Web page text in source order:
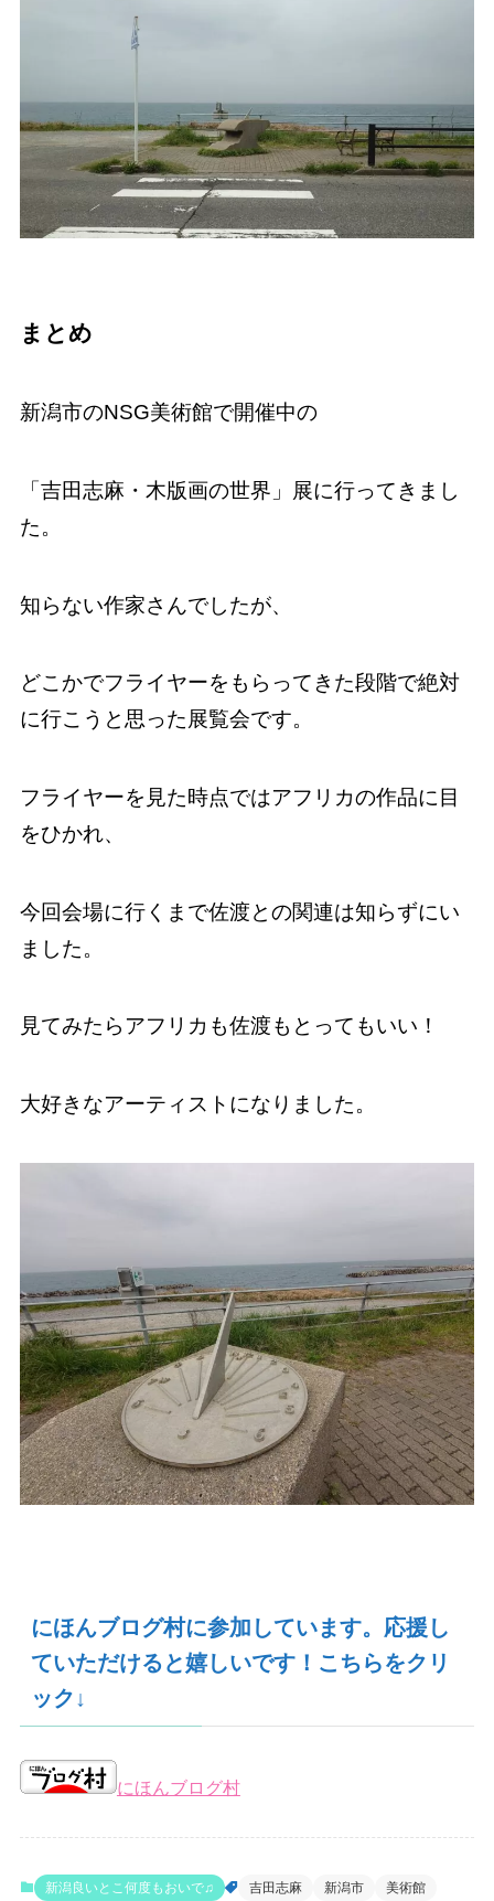
まとめ
新潟市のNSG美術館で開催中の
「吉田志麻・木版画の世界」展に行ってきまし
た。
知らない作家さんでしたが、
どこかでフライヤーをもらってきた段階で絶対
に行こうと思った展覧会です。
フライヤーを見た時点ではアフリカの作品に目
をひかれ、
今回会場に行くまで佐渡との関連は知らずにい
ました。
見てみたらアフリカも佐渡もとってもいい！
大好きなアーティストになりました。
にほんブログ村に参加しています。応援し
ていただけると嬉しいです！こちらをクリ
ック↓
にほんブログ村
新潟良いとこ何度もおいで♫ 吉田志麻 新潟市 美術館